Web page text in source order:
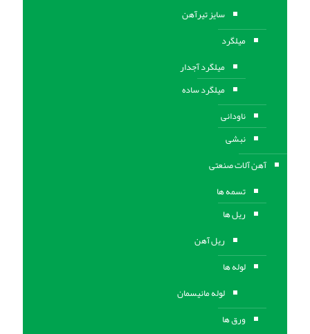
سایز تیرآهن
میلگرد
میلگرد آجدار
میلگرد ساده
ناودانی
نبشی
آهن آلات صنعتی
تسمه ها
ریل ها
ریل آهن
لوله ها
لوله مانیسمان
ورق ها